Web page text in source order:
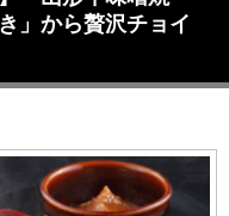
」から贅沢チョイ